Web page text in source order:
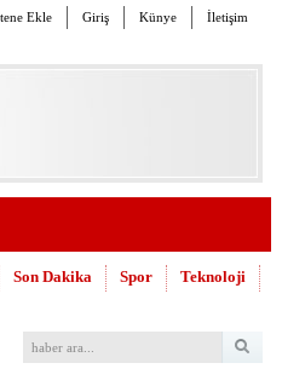
Ekle Giriş Künye İletişim
Son Dakika Spor Teknoloji